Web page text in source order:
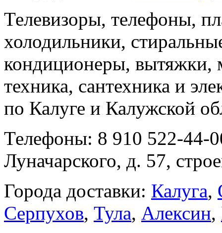
Телевизоры, телефоны,
холодильники,
кондиционеры, вытяжки,
техника, сантехника и
по Калуге и Калужской
Телефоны: 8 910 522-44-
Луначарского, д. 57,
Города доставки: Калуга,
Серпухов, Тула, Алексин,